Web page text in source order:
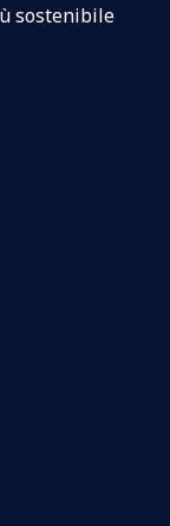
sostenibile